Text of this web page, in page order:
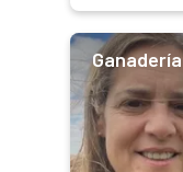
Ganadería